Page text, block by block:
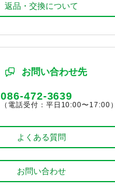
返品・交換について
お問い合わせ先
086-472-3639
（電話受付：平日10:00〜17:00）
よくある質問
お問い合わせ